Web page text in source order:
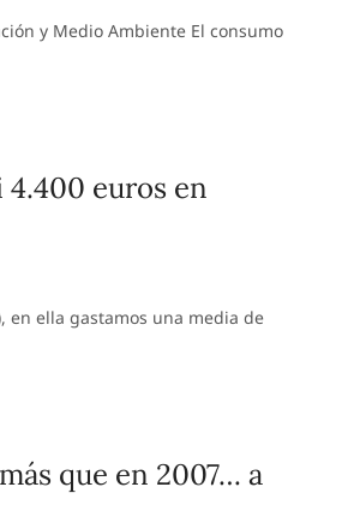
y Medio Ambiente El consumo
4.400 euros en
en ella gastamos una media de
que en 2007… a